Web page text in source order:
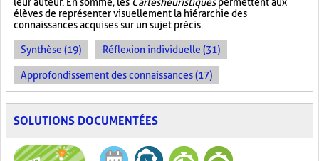
élèves de représenter visuellement la hiérarchie des
connaissances acquises sur un sujet précis.
Synthèse (19) Réflexion individuelle (31)
Approfondissement des connaissances (17)
SOLUTIONS DOCUMENTÉES